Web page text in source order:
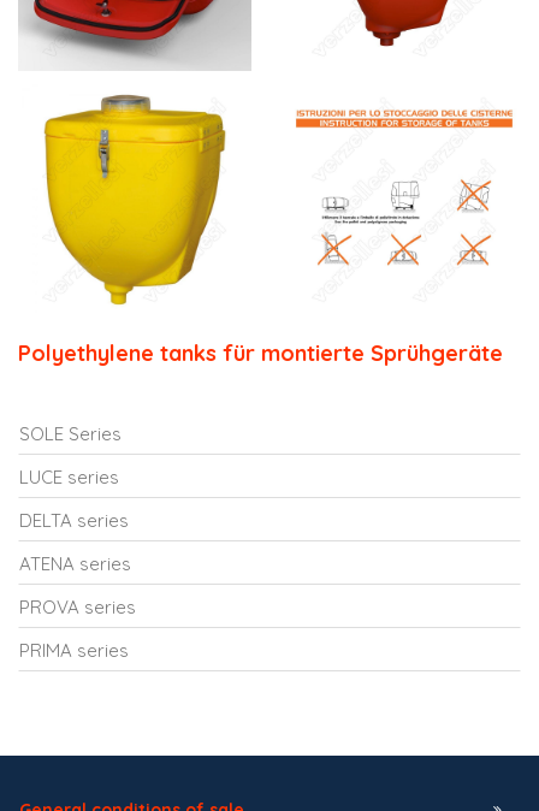
Polyethylene tanks für montierte Sprühgeräte
SOLE Series
LUCE series
DELTA series
ATENA series
PROVA series
PRIMA series